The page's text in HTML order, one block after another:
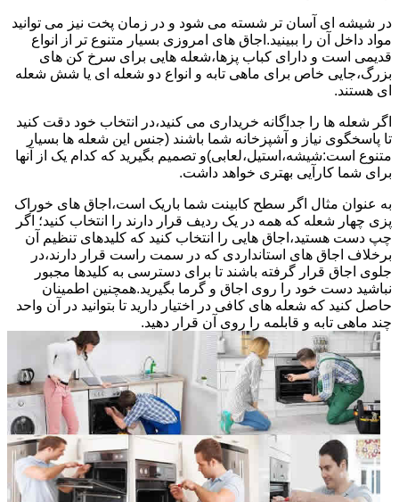
در شیشه ای آسان تر شسته می شود و در زمان پخت نیز می توانید
مواد داخل آن را ببینید.اجاق های امروزی بسیار متنوع تر از انواع
قدیمی است و دارای کباب پزها،شعله هایی برای سرخ کن های
بزرگ،جایی خاص برای ماهی تابه و انواع دو شعله ای یا شش شعله
ای هستند.
اگر شعله ها را جداگانه خریداری می کنید،در انتخاب خود دقت کنید
تا پاسخگوی نیاز و آشپزخانه شما باشند (جنس این شعله ها بسیار
متنوع است:شیشه،استیل،لعابی)و تصمیم بگیرید که کدام یک از آنها
برای شما کارآیی بهتری خواهد داشت.
به عنوان مثال اگر سطح کابینت شما باریک است،اجاق های خوراک
پزی چهار شعله که همه در یک ردیف قرار دارند را انتخاب کنید؛ اگر
چپ دست هستید،اجاق هایی را انتخاب کنید که کلیدهای تنظیم آن
برخلاف اجاق های استانداردی که در سمت راست قرار دارند،در
جلوی اجاق قرار گرفته باشند تا برای دسترسی به کلیدها مجبور
نباشید دست خود را روی اجاق و گرما بگیرید.همچنین اطمینان
حاصل کنید که شعله های کافی در اختیار دارید تا بتوانید در آن واحد
چند ماهی تابه و قابلمه را روی آن قرار دهید.